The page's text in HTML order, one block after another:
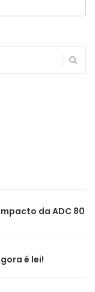
da ADC 80
é lei!